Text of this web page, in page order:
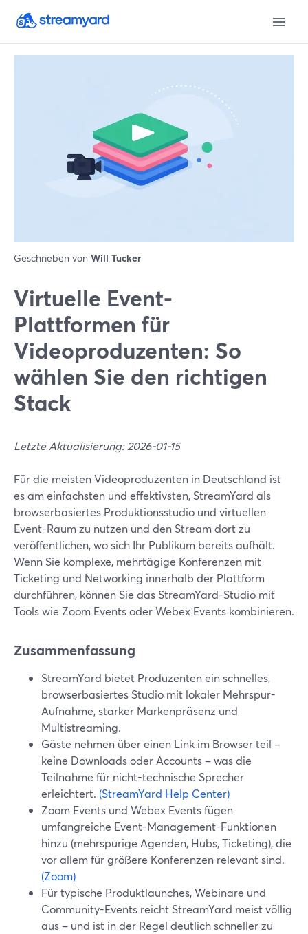
Geschrieben von Will Tucker
Virtuelle Event-
Plattformen für
Videoproduzenten: So
wählen Sie den richtigen
Stack
Letzte Aktualisierung: 2026-01-15
Für die meisten Videoproduzenten in Deutschland ist
es am einfachsten und effektivsten, StreamYard als
browserbasiertes Produktionsstudio und virtuellen
Event-Raum zu nutzen und den Stream dort zu
veröffentlichen, wo sich Ihr Publikum bereits aufhält.
Wenn Sie komplexe, mehrtägige Konferenzen mit
Ticketing und Networking innerhalb der Plattform
durchführen, können Sie das StreamYard-Studio mit
Tools wie Zoom Events oder Webex Events kombinieren.
Zusammenfassung
StreamYard bietet Produzenten ein schnelles,
browserbasiertes Studio mit lokaler Mehrspur-
Aufnahme, starker Markenpräsenz und
Multistreaming.
Gäste nehmen über einen Link im Browser teil –
keine Downloads oder Accounts – was die
Teilnahme für nicht-technische Sprecher
erleichtert. (StreamYard Help Center)
Zoom Events und Webex Events fügen
umfangreiche Event-Management-Funktionen
hinzu (mehrspurige Agenden, Hubs, Ticketing), die
vor allem für größere Konferenzen relevant sind.
(Zoom)
Für typische Produktlaunches, Webinare und
Community-Events reicht StreamYard meist völlig
aus – und ist in der Regel deutlich schneller zu